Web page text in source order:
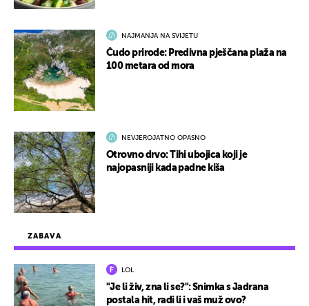
ZABAVA
LOL
"Je li živ, zna li se?": Snimka s Jadrana
postala hit, radi li i vaš muž ovo?
NAJMANJA NA SVIJETU
Čudo prirode: Predivna pješčana plaža na
100 metara od mora
NEVJEROJATNO OPASNO
Otrovno drvo: Tihi ubojica koji je
najopasniji kada padne kiša